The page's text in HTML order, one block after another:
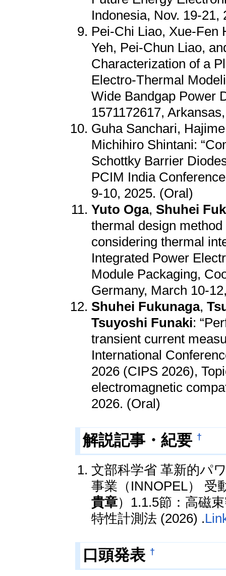
Indonesia, Nov. 19-21,
Pei-Chi Liao, Xue-Fen
Yeh, Pei-Chun Liao,
Characterization of a
Electro-Thermal
Wide Bandgap Power
1571172617,
Guha Sanchari,
Michihiro Shintani:
Schottky Barrier
PCIM India
9-10, 2025. (Oral)
Yuto Oga, Shuhei
thermal design
considering thermal
Integrated Power
Module Packaging,
Germany, March 10-
Shuhei Fukunaga,
Tsuyoshi Funaki:
transient current
International
2026 (CIPS 2026),
electromagnetic
2026. (Oral)
解説記事・紀要 †
文部科学省 革新的パ
事業（INNOPEL） 受
貴章）1.1.5節：高磁
特性計測法 (2026) .
口頭発表 †